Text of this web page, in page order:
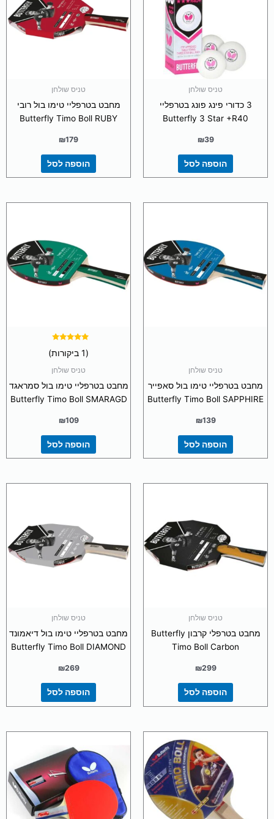
טניס שולחן
3 כדורי פינג פונג בטרפליי
Butterfly 3 Star +R40
₪39
הוספה לסל
טניס שולחן
מחבט בטרפליי טימו בול רובי
Butterfly Timo Boll RUBY
₪179
הוספה לסל
טניס שולחן
מחבט בטרפליי טימו בול סאפייר
Butterfly Timo Boll SAPPHIRE
₪139
הוספה לסל
5.00
(1 ביקורות)
טניס שולחן
מחבט בטרפליי טימו בול סמראגד
Butterfly Timo Boll SMARAGD
₪109
הוספה לסל
טניס שולחן
מחבט בטרפלי קרבון Butterfly
Timo Boll Carbon
₪299
הוספה לסל
טניס שולחן
מחבט בטרפליי טימו בול דיאמונד
Butterfly Timo Boll DIAMOND
₪269
הוספה לסל